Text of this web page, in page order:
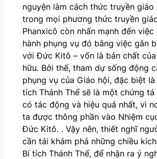
nguyện làm cách thức truyền giáo
trong mọi phương thức truyền
Phanxicô còn nhấn mạnh đến
hành phụng vụ đó bằng việc gắn
với Đức Kitô – vốn là bản chất
hữu. Bởi thế, tham dự sống động
phụng vụ của Giáo hội, đặc biệt
tích Thánh Thể sẽ là một chứng
có tác động và hiệu quả nhất, vì
ta được thông phần vào Nhiệm
Đức Kitô. . Vậy nên, thiết nghĩ
cần tái khám phá những chiều
Bí tích Thánh Thể, để nhận ra ý